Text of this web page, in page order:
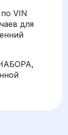
VIN
для